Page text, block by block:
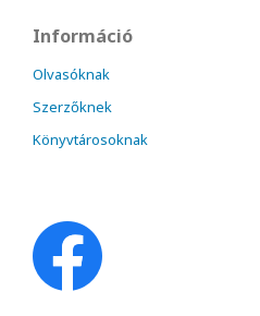
Információ
Olvasóknak
Szerzőknek
Könyvtárosoknak